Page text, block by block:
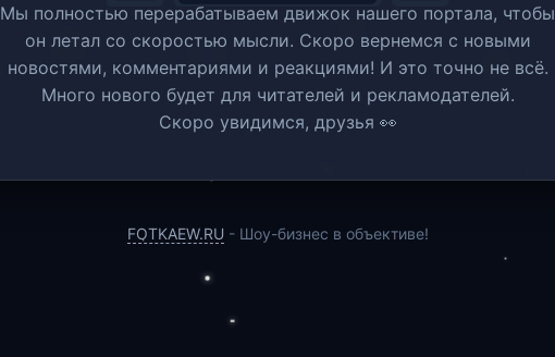
Мы полностью перерабатываем движок нашего портала, чтобы
он летал со скоростью мысли. Скоро вернемся c новыми
новостями, комментариями и реакциями! И это точно не всё.
Много нового будет для читателей и рекламодателей.
Скоро увидимся, друзья 👀
FOTKAEW.RU - Шоу-бизнес в объективе!